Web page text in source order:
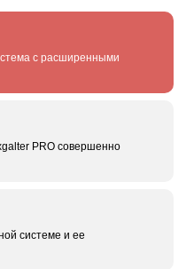
с расширенными
PRO совершенно
системе и ее